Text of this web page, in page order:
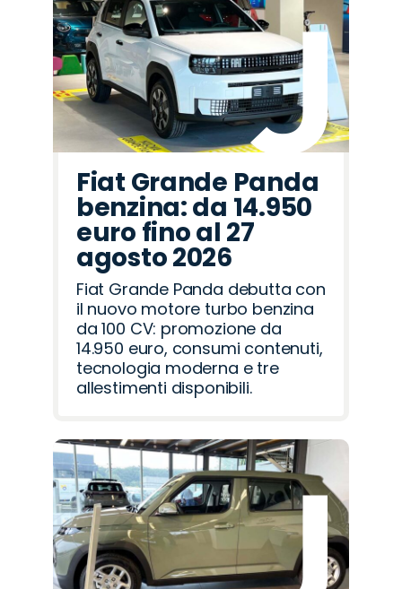
Fiat Grande Panda
benzina: da 14.950
euro fino al 27
agosto 2026
Fiat Grande Panda debutta con
il nuovo motore turbo benzina
da 100 CV: promozione da
14.950 euro, consumi contenuti,
tecnologia moderna e tre
allestimenti disponibili.